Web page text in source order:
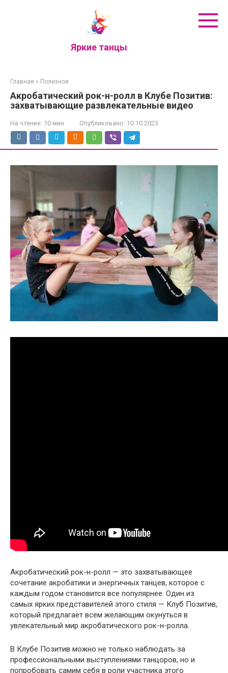
Яркие танцы
Главная » Полезное
Акробатический рок-н-ролл в Клубе Позитив:
захватывающие развлекательные видео
На чтение: 10 мин Опубликовано: 10.10.2023
Акробатический рок-н-ролл — это захватывающее
сочетание акробатики и энергичных танцев, которое с
каждым годом становится все популярнее. Один из
самых ярких представителей этого стиля — Клуб Позитив,
который предлагает всем желающим окунуться в
увлекательный мир акробатического рок-н-ролла.
В Клубе Позитив можно не только наблюдать за
профессиональными выступлениями танцоров, но и
попробовать самим себя в роли участника этого